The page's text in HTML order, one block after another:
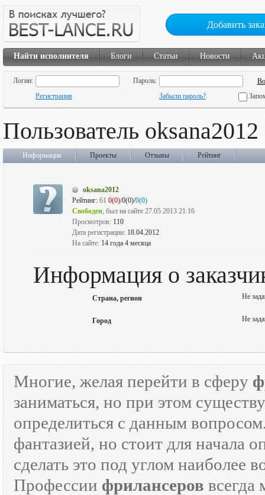
Добавить
Найти исполнителя Блоги Статьи Новости
Логин:
Пароль:
Регистрация
Забыли пароль?
Пользователь oksana2012
Информация Проекты Отзывы Рейтинг
oksana2012
Рейтинг: 61 0(0)/0(0)/0(0)
Свободен, был на сайте 27.05.2013 21:16
Просмотров: 110
Дата регистрации: 18.04.2012
На сайте: 14 года 4 месяца
Информация о
Страна, регион Не
Город Не
Многие, желая перейти в сферу
заниматься, но при этом
определиться с данным
фантазией, но стоит для начала
сделать это под углом наиболее
Профессии фрилансеров